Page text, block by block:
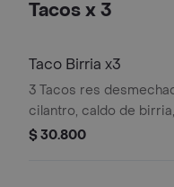
Tacos x 3
Taco Birria x3
3 Tacos res
cilantro, caldo de
de maíz con costra +
$ 30.800